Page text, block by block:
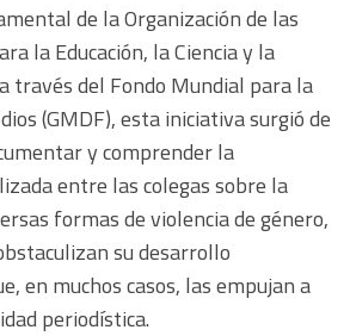
de la Organización de las
la Educación, la Ciencia y la
través del Fondo Mundial para la
(GMDF), esta iniciativa surgió de
y comprender la
entre las colegas sobre la
formas de violencia de género,
su desarrollo
en muchos casos, las empujan a
periodística.